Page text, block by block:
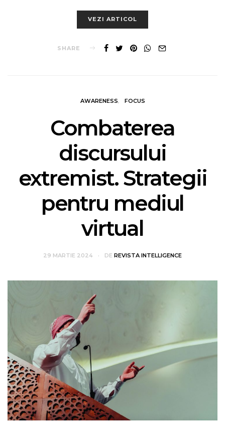
VEZI ARTICOL
SHARE
AWARENESS FOCUS
Combaterea
discursului
extremist. Strategii
pentru mediul
virtual
29 MARTIE 2024 DE REVISTA INTELLIGENCE